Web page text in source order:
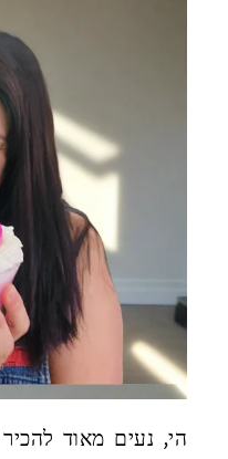
! הי, נעים מאוד להכיר